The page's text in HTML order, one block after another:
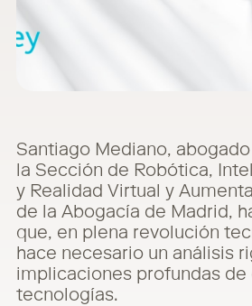
Santiago Mediano,
la Sección de Robótica,
y Realidad Virtual y
de la Abogacía de Madrid,
que, en plena revolución
hace necesario un análisis
implicaciones profundas de
tecnologías.